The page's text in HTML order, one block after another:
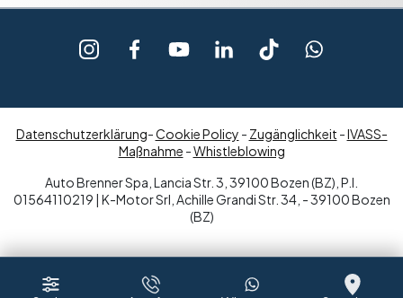
Datenschutzerklärung-Cookie Policy - Zugänglichkeit -IVASS-
Maßnahme -Whistleblowing
Auto Brenner Spa, Lancia Str. 3, 39100 Bozen (BZ), P.I.
01564110219 | K-Motor Srl, Achille Grandi Str. 34, - 39100 Bozen
(BZ)